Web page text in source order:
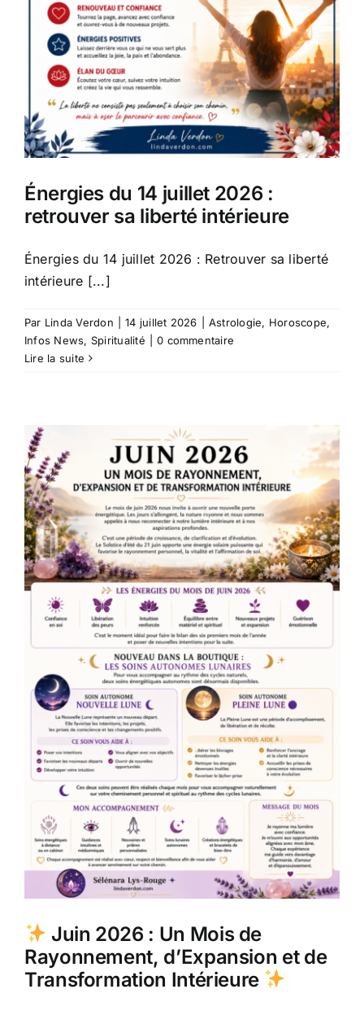
Énergies du 14 juillet 2026 :
retrouver sa liberté intérieure
Énergies du 14 juillet 2026 : Retrouver sa liberté
intérieure [...]
Par Linda Verdon 14 juillet 2026 Astrologie, Horoscope,
Infos News, Spiritualité
0 commentaire
Lire la suite
Juin 2026 : Un Mois de
Rayonnement, d’Expansion et de
Transformation Intérieure